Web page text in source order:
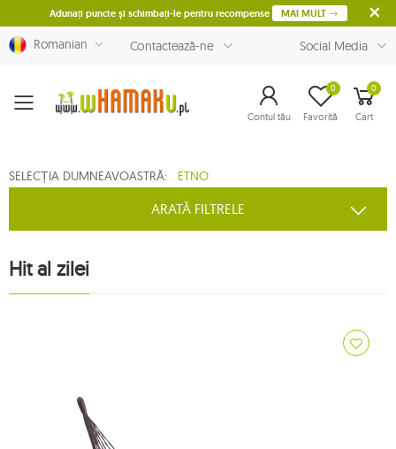
Adunați puncte și schimbați-le pentru recompense MAI MULT
Romanian Contactează-ne Social Media
Menu Contul tău Favorită
0 0
Cart
SELECȚIA DUMNEAVOASTRĂ: ETNO
ARATĂ FILTRELE
Hit al zilei